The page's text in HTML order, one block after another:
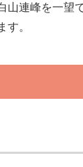
山連峰を一望
す。